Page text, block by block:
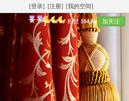
[登录] [注册] [我的空间]
粉丝 104人 加关注